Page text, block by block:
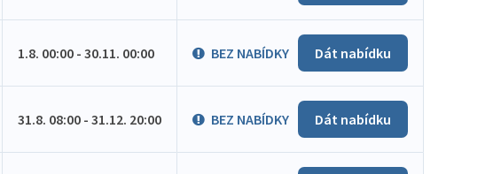
1.8. 00:00 - 30.11. 00:00 BEZ NABÍDKY Dát nabídku
31.8. 08:00 - 31.12. 20:00 BEZ NABÍDKY Dát nabídku